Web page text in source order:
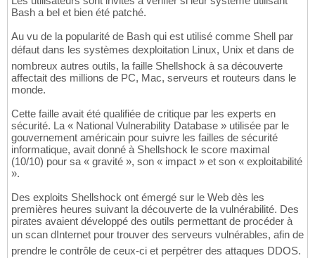
Bash a bel et bien été patché.
Au vu de la popularité de Bash qui est utilisé comme Shell par
défaut dans les systèmes dexploitation Linux, Unix et dans de
nombreux autres outils, la faille Shellshock à sa découverte
affectait des millions de PC, Mac, serveurs et routeurs dans le
monde.
Cette faille avait été qualifiée de critique par les experts en
sécurité. La « National Vulnerability Database » utilisée par le
gouvernement américain pour suivre les failles de sécurité
informatique, avait donné à Shellshock le score maximal
(10/10) pour sa « gravité », son « impact » et son « exploitabilité
».
Des exploits Shellshock ont émergé sur le Web dès les
premières heures suivant la découverte de la vulnérabilité. Des
pirates avaient développé des outils permettant de procéder à
un scan dInternet pour trouver des serveurs vulnérables, afin de
prendre le contrôle de ceux-ci et perpétrer des attaques DDOS.